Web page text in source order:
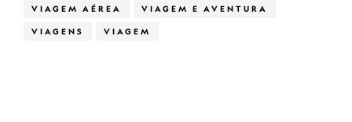
VIAGEM AÉREA VIAGEM E AVENTURA
VIAGENS VIAGEM